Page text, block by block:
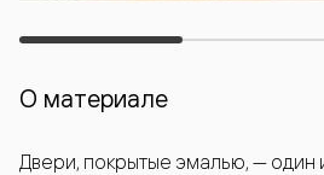
О материале
Двери, покрытые эмалью, — один